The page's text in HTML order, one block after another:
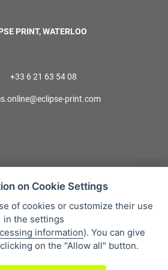
PRINT, WATERLOO
+33 6 21 63 54 08
print.com
CGV
des données personnelles
sommes-nous?
Whistleblowing
on Cookie Settings
of cookies or customize their use
in the settings
information). You can give
on the "Allow all" button.